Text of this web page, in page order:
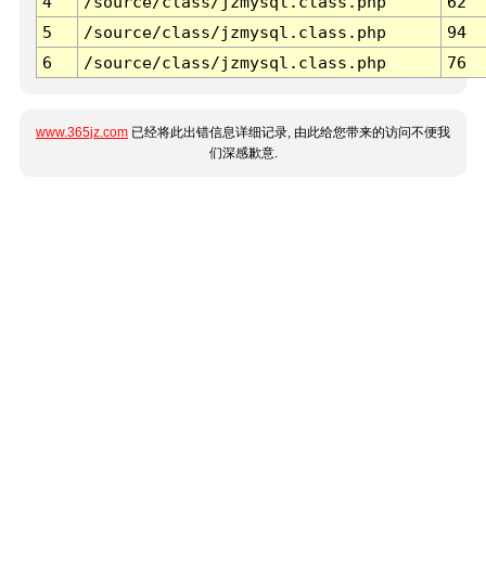
5
/source/class/jzmysql.class.php
94
6
/source/class/jzmysql.class.php 76
www.365jz.com 已经将此出错信息详细记录, 由此给您带来的访问不便我
们深感歉意.